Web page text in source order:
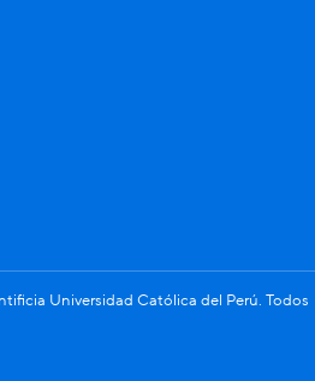
Universidad Católica del Perú. Todos